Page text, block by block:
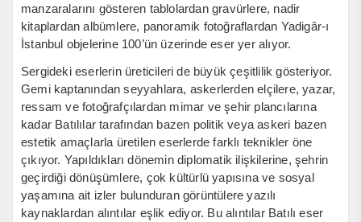
manzaralarını gösteren tablolardan gravürlere, nadir
kitaplardan albümlere, panoramik fotoğraflardan Yadigâr-ı
İstanbul objelerine 100’ün üzerinde eser yer alıyor.
Sergideki eserlerin üreticileri de büyük çeşitlilik gösteriyor.
Gemi kaptanından seyyahlara, askerlerden elçilere, yazar,
ressam ve fotoğrafçılardan mimar ve şehir plancılarına
kadar Batılılar tarafından bazen politik veya askeri bazen
estetik amaçlarla üretilen eserlerde farklı teknikler öne
çıkıyor. Yapıldıkları dönemin diplomatik ilişkilerine, şehrin
geçirdiği dönüşümlere, çok kültürlü yapısına ve sosyal
yaşamına ait izler bulunduran görüntülere yazılı
kaynaklardan alıntılar eşlik ediyor. Bu alıntılar Batılı eser